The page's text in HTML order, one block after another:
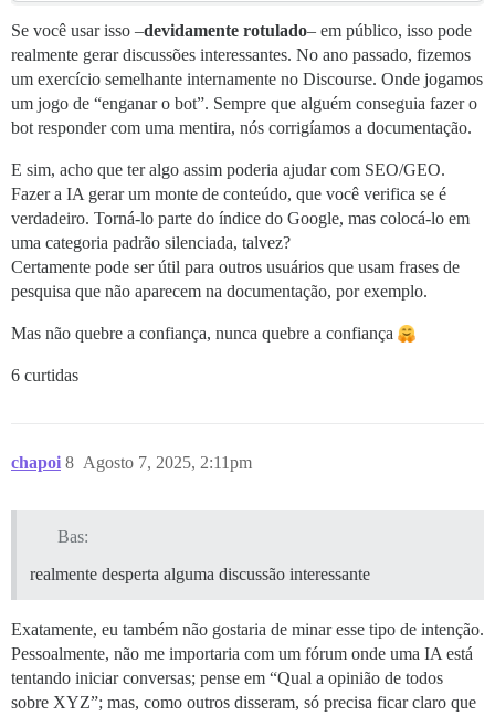
Se você usar isso –devidamente rotulado– em público, isso pode
realmente gerar discussões interessantes. No ano passado, fizemos
um exercício semelhante internamente no Discourse. Onde jogamos
um jogo de “enganar o bot”. Sempre que alguém conseguia fazer o
bot responder com uma mentira, nós corrigíamos a documentação.
E sim, acho que ter algo assim poderia ajudar com SEO/GEO.
Fazer a IA gerar um monte de conteúdo, que você verifica se é
verdadeiro. Torná-lo parte do índice do Google, mas colocá-lo em
uma categoria padrão silenciada, talvez?
Certamente pode ser útil para outros usuários que usam frases de
pesquisa que não aparecem na documentação, por exemplo.
Mas não quebre a confiança, nunca quebre a confiança
6 curtidas
chapoi Agosto 7, 2025, 2:11pm
8
Bas:
realmente desperta alguma discussão interessante
Exatamente, eu também não gostaria de minar esse tipo de intenção.
Pessoalmente, não me importaria com um fórum onde uma IA está
tentando iniciar conversas; pense em “Qual a opinião de todos
sobre XYZ”; mas, como outros disseram, só precisa ficar claro que